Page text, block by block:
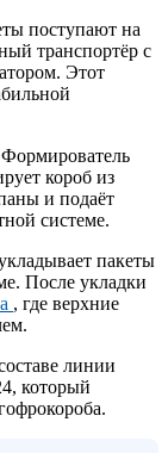
поступают на
транспортёр с
Этот
короб из
и подаёт
системе.
пакеты
После укладки
, где верхние
линии
который